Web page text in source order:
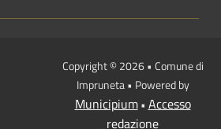
Copyright © 2026 • Comune di
Impruneta • Powered by
Municipium• Accesso
redazione